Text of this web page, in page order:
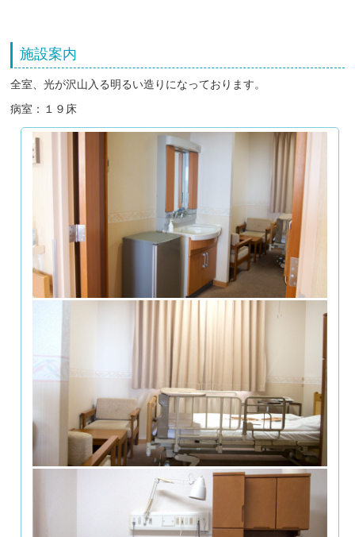
施設案内
全室、光が沢山入る明るい造りになっております。
病室：１９床